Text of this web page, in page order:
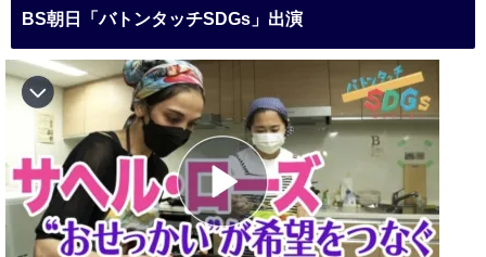
BS朝日「バトンタッチSDGs」出演